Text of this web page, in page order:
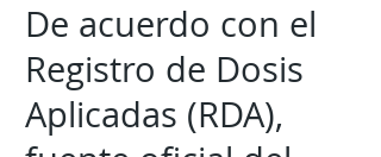
De acuerdo con el
Registro de Dosis
Aplicadas (RDA),